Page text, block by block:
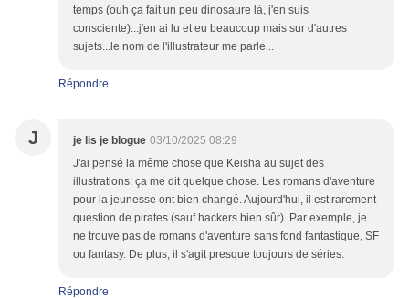
temps (ouh ça fait un peu dinosaure là, j'en suis
consciente)...j'en ai lu et eu beaucoup mais sur d'autres
sujets...le nom de l'illustrateur me parle...
Répondre
J je lis je blogue 03/10/2025 08:29
J'ai pensé la même chose que Keisha au sujet des
illustrations: ça me dit quelque chose. Les romans d'aventure
pour la jeunesse ont bien changé. Aujourd'hui, il est rarement
question de pirates (sauf hackers bien sûr). Par exemple, je
ne trouve pas de romans d'aventure sans fond fantastique, SF
ou fantasy. De plus, il s'agit presque toujours de séries.
Répondre